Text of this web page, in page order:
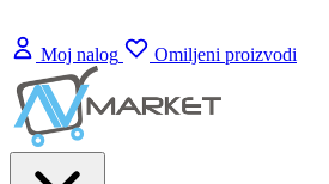
Moj nalog Omiljeni proizvodi